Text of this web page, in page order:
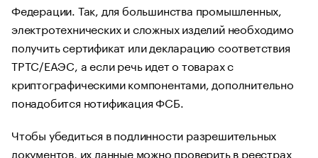
Федерации. Так, для большинства промышленных,
электротехнических и сложных изделий необходимо
получить сертификат или декларацию соответствия
ТР ТС/ЕАЭС, а если речь идет о товарах с
криптографическими компонентами, дополнительно
понадобится нотификация ФСБ.
Чтобы убедиться в подлинности разрешительных
документов, их данные можно проверить в реестрах